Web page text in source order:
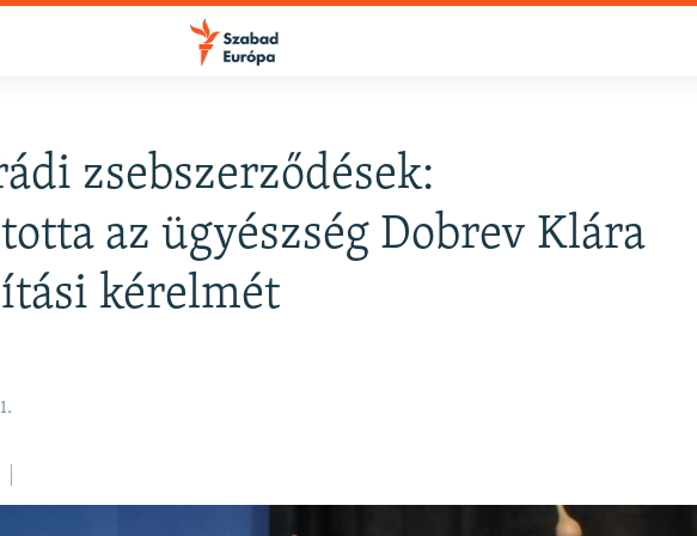
zsebszerződések:
az ügyészség Dobrev Klára
kérelmét
FELIRATKOZÁS
Apple Podcasts